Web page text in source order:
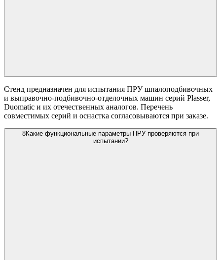
Стенд предназначен для испытания ПРУ шпалоподбивочных
и выправочно-подбивочно-отделочных машин серий Plasser,
Duomatic и их отечественных аналогов. Перечень
совместимых серий и оснастка согласовываются при заказе.
8Какие функциональные параметры ПРУ проверяются при
испытании?